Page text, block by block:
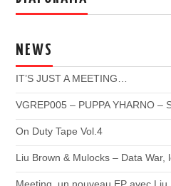
NEWS
IT’S JUST A MEETING…
VGREP005 – PUPPA YHARNO –
On Duty Tape Vol.4
Liu Brown & Mulocks – Data War,